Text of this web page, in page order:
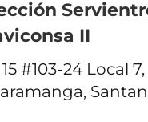
II
15 #103-24 Local